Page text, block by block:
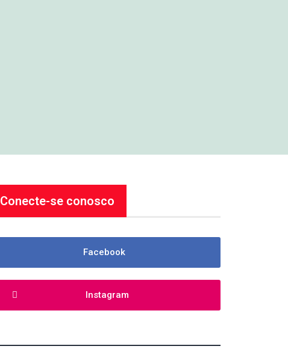
Conecte-se conosco
Facebook
Instagram